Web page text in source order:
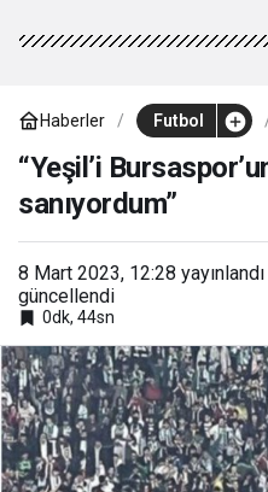
Haberler Futbol
“Yeşil’i
sanıyordum”
8 Mart 2023, 12:28 yayınlandı
güncellendi
0dk, 44sn